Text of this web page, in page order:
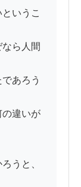
いうこ
ら人間
あろう
の違いが
と、